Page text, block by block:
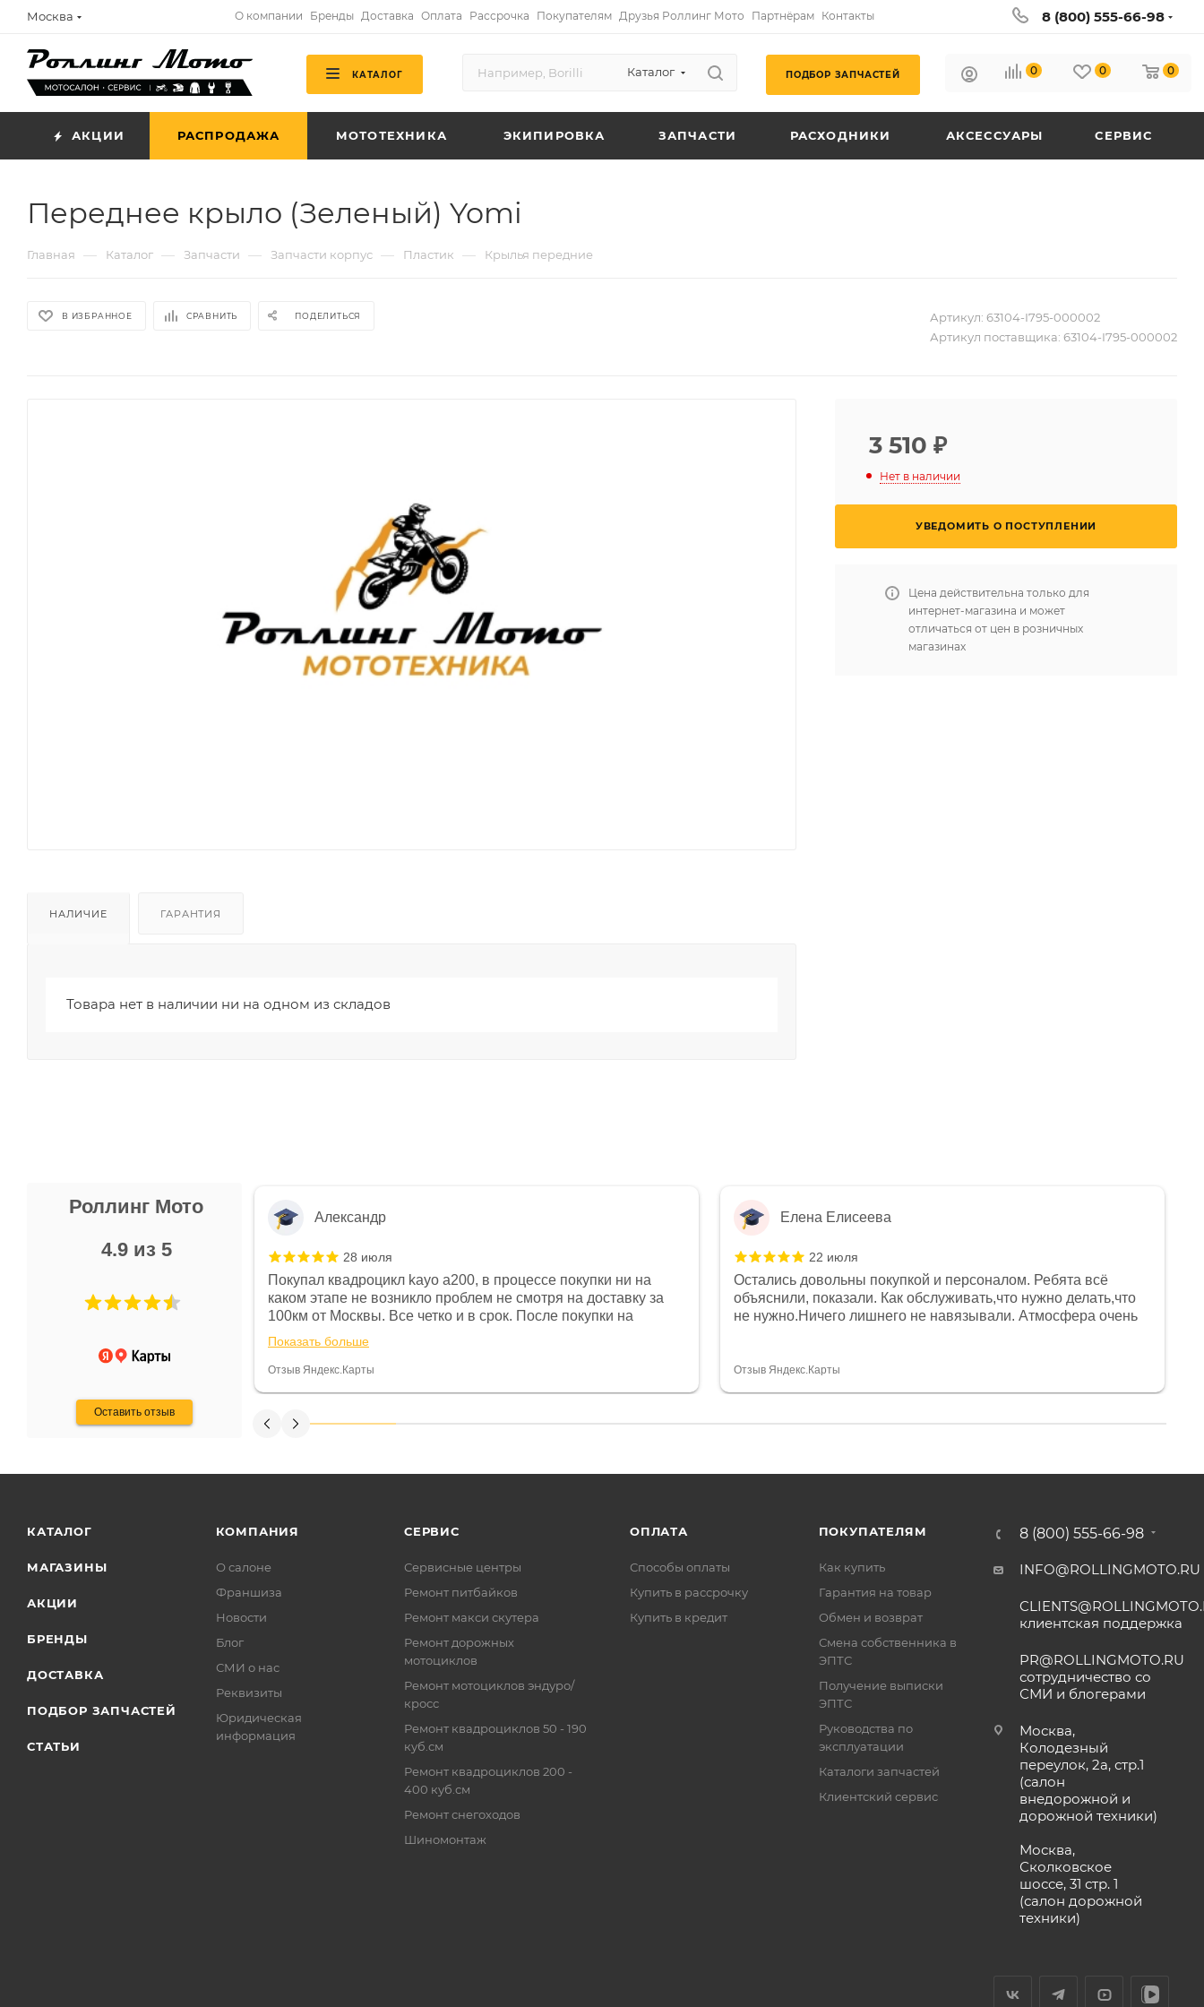
Москва О компании Бренды Доставка Оплата Рассрочка Покупателям Друзья Роллинг Мото Партнёрам Контакты 8 (800) 555-66-98
КАТАЛОГ Каталог ПОДБОР ЗАПЧАСТЕЙ 0 0 0
АКЦИИ РАСПРОДАЖА МОТОТЕХНИКА ЭКИПИРОВКА ЗАПЧАСТИ РАСХОДНИКИ АКСЕССУАРЫ СЕРВИС
Переднее крыло (Зеленый) Yomi
Главная — Каталог — Запчасти — Запчасти корпус — Пластик — Крылья передние
В ИЗБРАННОЕ СРАВНИТЬ ПОДЕЛИТЬСЯ Артикул: 63104-I795-000002
Артикул поставщика: 63104-I795-000002
НАЛИЧИЕ ГАРАНТИЯ
Товара нет в наличии ни на одном из складов
3 510 ₽
Нет в наличии
УВЕДОМИТЬ О ПОСТУПЛЕНИИ
Цена действительна только для
интернет-магазина и может
отличаться от цен в розничных
магазинах
Роллинг Мото
4.9 из 5
Оставить отзыв
Не понравились условия
и дают только на год)
Александр
28 июля
Покупал квадроцикл kayo a200, в процессе покупки ни на
каком этапе не возникло проблем не смотря на доставку за
100км от Москвы. Все четко и в срок. После покупки на
спидометре всегда был 0, при этом представители магазина
постоянно были на связи и в итоге проблема была решена.
Считаю, что это говорит о небезразличии к клиенту после
Показать больше
Отзыв Яндекс.Карты
Елена Елисеева
22 июля
Остались довольны покупкой и персоналом. Ребята всё
объяснили, показали. Как обслуживать,что нужно делать,что
не нужно.Ничего лишнего не навязывали. Атмосфера очень
огромное спасибо Дмитрию, за клиентоориентированность и
Отзыв Яндекс.Карты
КАТАЛОГ
МАГАЗИНЫ
АКЦИИ
БРЕНДЫ
ДОСТАВКА
ПОДБОР ЗАПЧАСТЕЙ
СТАТЬИ
КОМПАНИЯ
О салоне
Франшиза
Новости
Блог
СМИ о нас
Реквизиты
Юридическая
информация
СЕРВИС
Сервисные центры
Ремонт питбайков
Ремонт макси скутера
Ремонт дорожных
мотоциклов
Ремонт мотоциклов эндуро/
кросс
Ремонт квадроциклов 50 - 190
куб.см
Ремонт квадроциклов 200 -
400 куб.см
Ремонт снегоходов
Шиномонтаж
ОПЛАТА
Способы оплаты
Купить в рассрочку
Купить в кредит
ПОКУПАТЕЛЯМ
Как купить
Гарантия на товар
Обмен и возврат
Смена собственника в
ЭПТС
Получение выписки
ЭПТС
Руководства по
эксплуатации
Каталоги запчастей
Клиентский сервис
8 (800) 555-66-98
INFO@ROLLINGMOTO.RU
клиентская поддержка
PR@ROLLINGMOTO.RU
сотрудничество со
СМИ и блогерами
Москва,
Колодезный
переулок, 2а, стр.1
(салон
внедорожной и
дорожной техники)
Москва,
Сколковское
шоссе, 31 стр. 1
(салон дорожной
техники)